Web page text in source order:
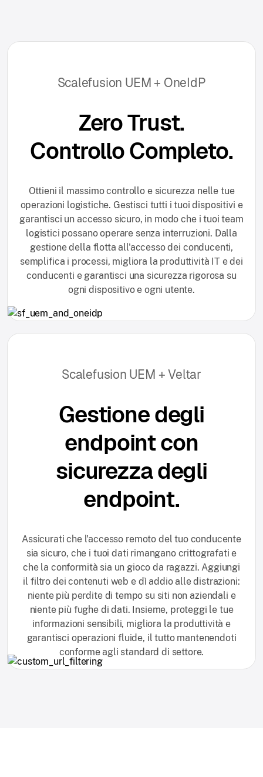
Scalefusion UEM + OneIdP
Zero Trust.
Controllo Completo.
Ottieni il massimo controllo e sicurezza nelle tue
operazioni logistiche. Gestisci tutti i tuoi dispositivi e
garantisci un accesso sicuro, in modo che i tuoi team
logistici possano operare senza interruzioni. Dalla
gestione della flotta all'accesso dei conducenti,
semplifica i processi, migliora la produttività IT e dei
conducenti e garantisci una sicurezza rigorosa su
ogni dispositivo e ogni utente.
Scalefusion UEM + Veltar
Gestione degli
endpoint con
sicurezza degli
endpoint.
Assicurati che l'accesso remoto del tuo conducente
sia sicuro, che i tuoi dati rimangano crittografati e
che la conformità sia un gioco da ragazzi. Aggiungi
il filtro dei contenuti web e dì addio alle distrazioni:
niente più perdite di tempo su siti non aziendali e
niente più fughe di dati. Insieme, proteggi le tue
informazioni sensibili, migliora la produttività e
garantisci operazioni fluide, il tutto mantenendoti
conforme agli standard di settore.